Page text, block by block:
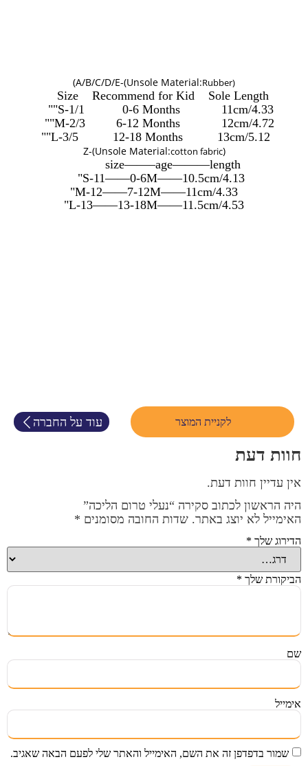
A/B/C/D/E-(Unsole Material:Rubber)
)
Size Recommend for Kid Sole Length
S-1/1 0-6 Months 11cm/4.33""
M-2/3 6-12 Months 12cm/4.72""
L-3/5 12-18 Months 13cm/5.12""
Z-(Unsole Material:cotton fabric)
size——–age———length
S-11——0-6M——10.5cm/4.13"
M-12——7-12M——11cm/4.33"
L-13——13-18M——11.5cm/4.53"
לקניית המוצר עוד על החברה
חוות דעת
אין עדיין חוות דעת.
היה הראשון לכתוב סקירה “נעלי טרום הליכה”
האימייל לא יוצג באתר. שדות החובה מסומנים *
הדירוג שלך *
הביקורת שלך *
שם
אימייל
שמור בדפדפן זה את השם, האימייל והאתר שלי לפעם הבאה שאגיב.